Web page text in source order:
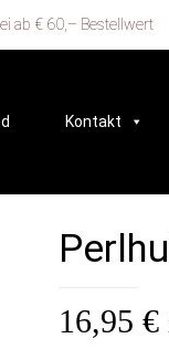
ab € 60,– Bestellwert
Kontakt
16,95 €